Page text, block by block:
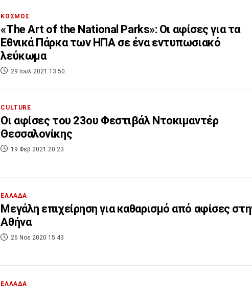
ΚΟΣΜΟΣ
«The Art of the National Parks»: Οι αφίσες για τα
Εθνικά Πάρκα των ΗΠΑ σε ένα εντυπωσιακό
λεύκωμα
29 Ιουλ 2021 13:50
CULTURE
Oι αφίσες του 23ου Φεστιβάλ Ντοκιμαντέρ
Θεσσαλονίκης
19 Φεβ 2021 20:23
ΕΛΛΑΔΑ
Μεγάλη επιχείρηση για καθαρισμό από αφίσες
Αθήνα
26 Νοε 2020 15:43
ΕΛΛΑΔΑ